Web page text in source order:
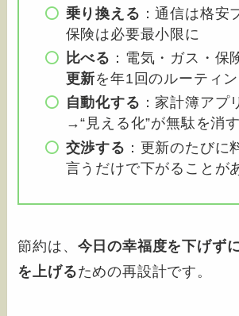
乗り換える ：通信は格安
保険は必要最小限に
比べる ：電気・ガス・保
更新を年1回のルーティ
自動化する ：家計簿アプ
→“見える化”が無駄を消す
交渉する ：更新のたびに
言うだけで下がることが
節約は、 今日の幸福度を下げず
を上げるための再設計です。